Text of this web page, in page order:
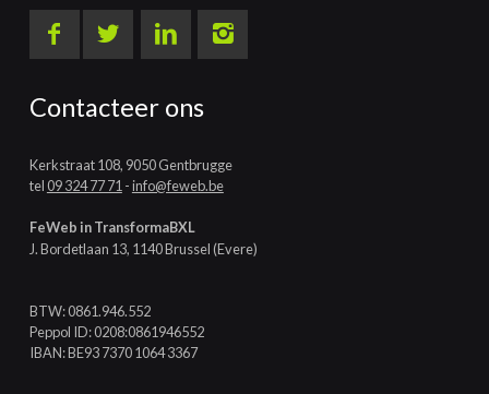
Contacteer ons
Kerkstraat 108, 9050 Gentbrugge
tel09 324 77 71 -info@feweb.be
FeWeb in TransformaBXL
J. Bordetlaan 13, 1140 Brussel (Evere)
BTW: 0861.946.552
Peppol ID: 0208:0861946552
IBAN: BE93 7370 1064 3367